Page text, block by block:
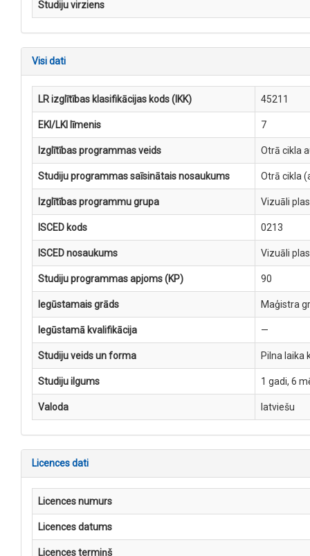
Studiju virziens
Visi dati
LR izglītības klasifikācijas kods (IKK) 45211
EKI/LKI līmenis 7
Izglītības programmas veids Otrā cikla
Studiju programmas saīsinātais nosaukums Otrā cikla
Izglītības programmu grupa Vizuāli
ISCED kods 0213
ISCED nosaukums Vizuāli
Studiju programmas apjoms (KP) 90
Iegūstamais grāds Maģistra
Iegūstamā kvalifikācija —
Studiju veids un forma Pilna laika
Studiju ilgums 1 gadi, 6
Valoda latviešu
Licences dati
Licences numurs
Licences datums
Licences termiņš